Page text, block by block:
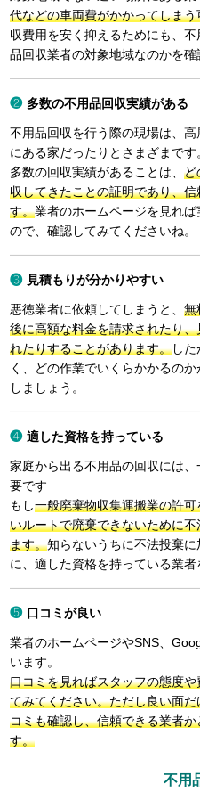
代などの車両費がかかってしま
収費用を安く抑えるためにも、
品回収業者の対象地域なのかを確
多数の不用品回収実績がある
不用品回収を行う際の現場は、
にある家だったりとさまざまです
多数の回収実績があることは、ど
収してきたことの証明であり、
す。業者のホームページを見れ
ので、確認してみてくださいね。
見積もりが分かりやすい
悪徳業者に依頼してしまうと、無
後に高額な料金を請求されたり
れたりすることがあります。し
く、どの作業でいくらかかるの
しましょう。
適した資格を持っている
家庭から出る不用品の回収には
要です
もし一般廃棄物収集運搬業の許
いルートで廃棄できないために
ます。知らないうちに不法投棄
に、適した資格を持っている業者
口コミが良い
業者のホームページやSNS、
います。
口コミを見ればスタッフの態度
てみてください。ただし良い面
コミも確認し、信頼できる業者
す。
不用